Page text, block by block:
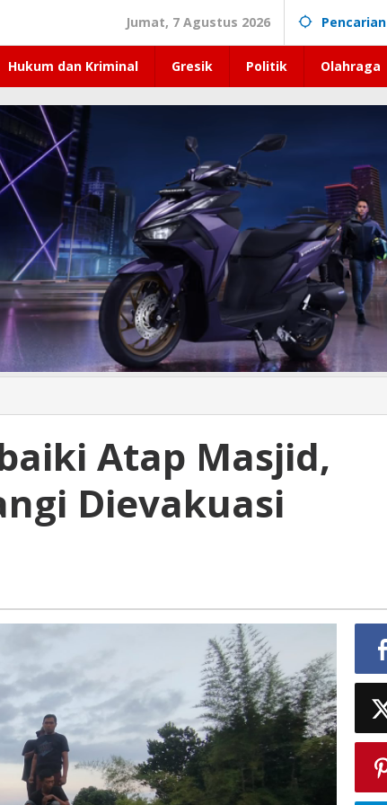
Jumat, 7 Agustus 2026 Pencarian
Hukum dan Kriminal Gresik Politik Olahraga
Atap Masjid,
Dievakuasi